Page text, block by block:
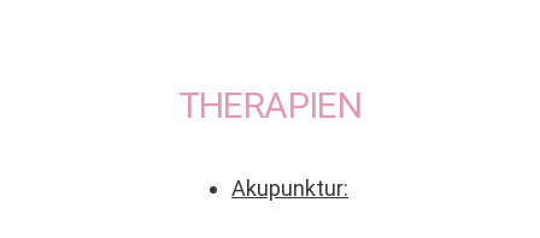
THERAPIEN
Akupunktur: